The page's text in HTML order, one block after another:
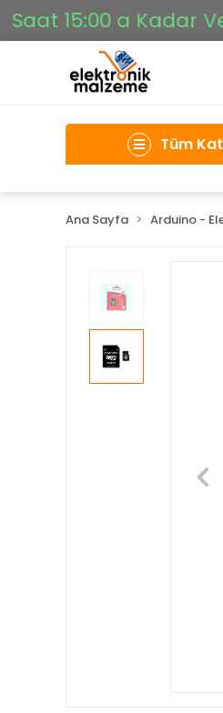
15:00 a Kadar
Tüm
Ana Sayfa Arduino -